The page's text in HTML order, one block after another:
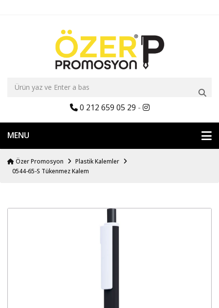
0 212 659 05 29 -
MENU
Özer Promosyon
Plastik Kalemler
0544-65-S Tükenmez Kalem